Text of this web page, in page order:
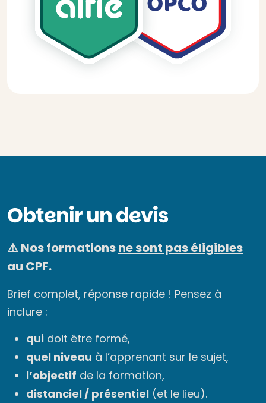
Obtenir un devis
⚠️ Nos formationsne sont pas éligibles
au CPF.
Brief complet, réponse rapide ! Pensez à
inclure :
qui doit être formé,
quel niveau à l’apprenant sur le sujet,
l’objectif de la formation,
distanciel / présentiel (et le lieu).